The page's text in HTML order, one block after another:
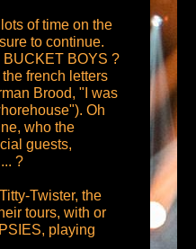
of time on the
to continue.
BUCKET BOYS ?
french letters
Brood, "I was
Oh
who the
guests,
?
Twister, the
tours, with or
playing